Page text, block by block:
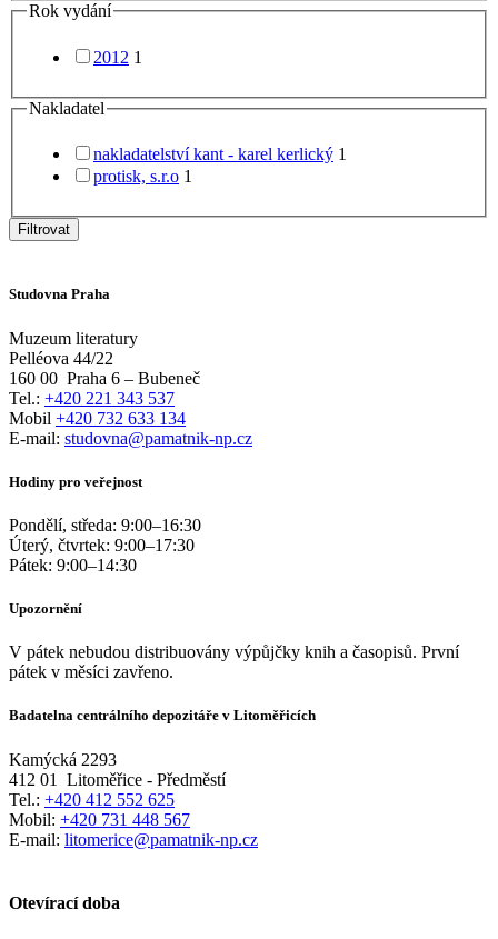
Rok vydání
2012 1
Nakladatel
nakladatelství kant - karel kerlický 1
protisk, s.r.o 1
Filtrovat
Studovna Praha
Muzeum literatury
Pelléova 44/22
160 00 Praha 6 – Bubeneč
Tel.: +420 221 343 537
Mobil +420 732 633 134
E-mail: studovna@pamatnik-np.cz
Hodiny pro veřejnost
Pondělí, středa: 9:00–16:30
Úterý, čtvrtek: 9:00–17:30
Pátek: 9:00–14:30
Upozornění
V pátek nebudou distribuovány výpůjčky knih a časopisů. První
pátek v měsíci zavřeno.
Badatelna centrálního depozitáře v Litoměřicích
Kamýcká 2293
412 01
Litoměřice - Předměstí
Tel.: +420 412 552 625
Mobil: +420 731 448 567
E-mail: litomerice@pamatnik-np.cz
Otevírací doba